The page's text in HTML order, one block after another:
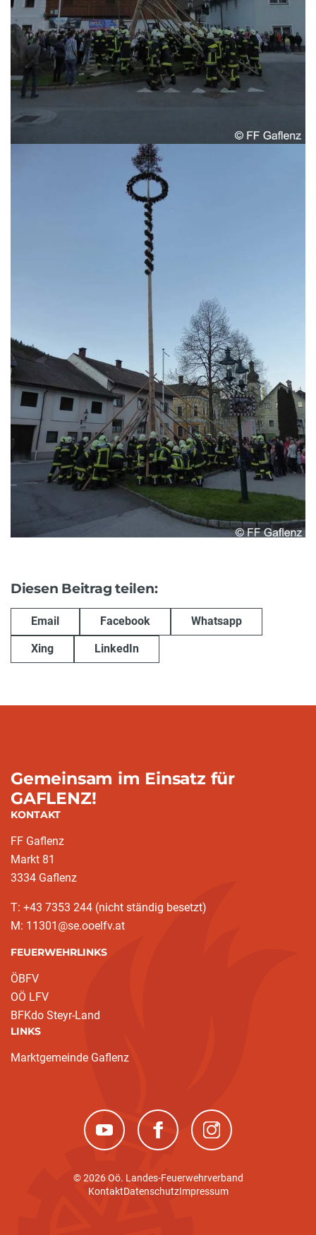
Diesen Beitrag teilen:
Email Facebook Whatsapp
Xing LinkedIn
Gemeinsam im Einsatz für
GAFLENZ!
KONTAKT
FF Gaflenz
Markt 81
3334 Gaflenz
T: +43 7353 244 (nicht ständig besetzt)
M: 11301@se.ooelfv.at
FEUERWEHRLINKS
ÖBFV
OÖ LFV
BFKdo Steyr-Land
LINKS
Marktgemeinde Gaflenz
(neues Fenster)(neues Fenster)(neues Fenster)
© 2026 Oö. Landes-Feuerwehrverband
KontaktDatenschutzImpressum